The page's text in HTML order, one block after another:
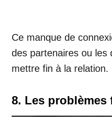
Ce manque de
des partenaires ou les
mettre fin à la relation.
8. Les problèmes